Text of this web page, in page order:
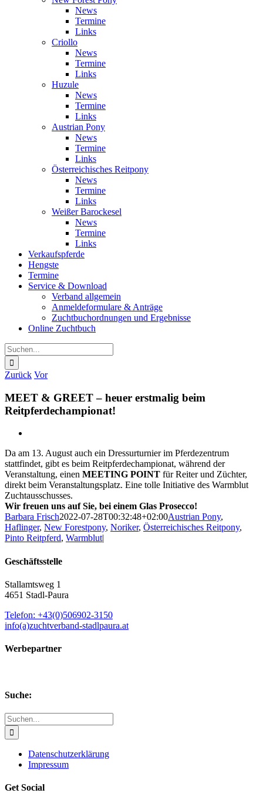
News
Termine
Links
Criollo
News
Termine
Links
Huzule
News
Termine
Links
Austrian Pony
News
Termine
Links
Österreichisches Reitpony
News
Termine
Links
Weißer Barockesel
News
Termine
Links
Verkaufspferde
Hengste
Termine
Service & Download
Verband allgemein
Anmeldeformulare & Anträge
Zuchtbuchordnungen und Ergebnisse
Online Zuchtbuch
Suche
nach:
Zurück Vor
MEET & GREET – heuer erstmalig beim
Reitpferde­championat!
Bild
Da am 13. August auch ein Dressurturnier im Pferdezentrum
stattfindet, gibt es beim Reitpferdechampionat, während der
Veranstaltung, einen MEETING POINT für Reiter und Züchter,
direkt beim Veranstaltungsplatz. Eine tolle Initiative des Warmblut
Zuchtausschusses.
Wir freuen uns auf Sie, bei einem Glas Prosecco!
Barbara Frisch2022-07-28T00:32:48+02:00Austrian Pony,
Haflinger, New Forestpony, Noriker, Österreichisches Reitpony,
Pinto Reitpferd, Warmblut|
Geschäftsstelle
Stallamtsweg 1
4651 Stadl-Paura
Telefon: +43(0)506902-3150
info(a)zuchtverband-stadlpaura.at
Werbepartner
Suche:
Suche
nach:
Datenschutzerklärung
Impressum
Get Social